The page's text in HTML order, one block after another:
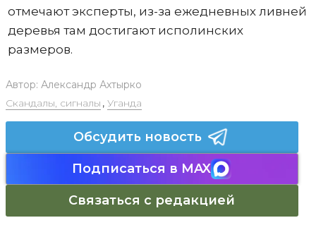
отмечают эксперты, из-за ежедневных ливней
деревья там достигают исполинских
размеров.
Автор: Александр Ахтырко
Скандалы, сигналы , Уганда
Обсудить новость
Подписаться в MAX
Связаться с редакцией